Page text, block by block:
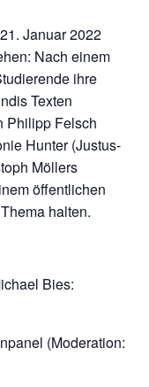
Januar 2022
Nach einem
ihre
Texten
Philipp Felsch
Hunter (Justus-
Möllers
öffentlichen
halten.
Bies:
(Moderation: